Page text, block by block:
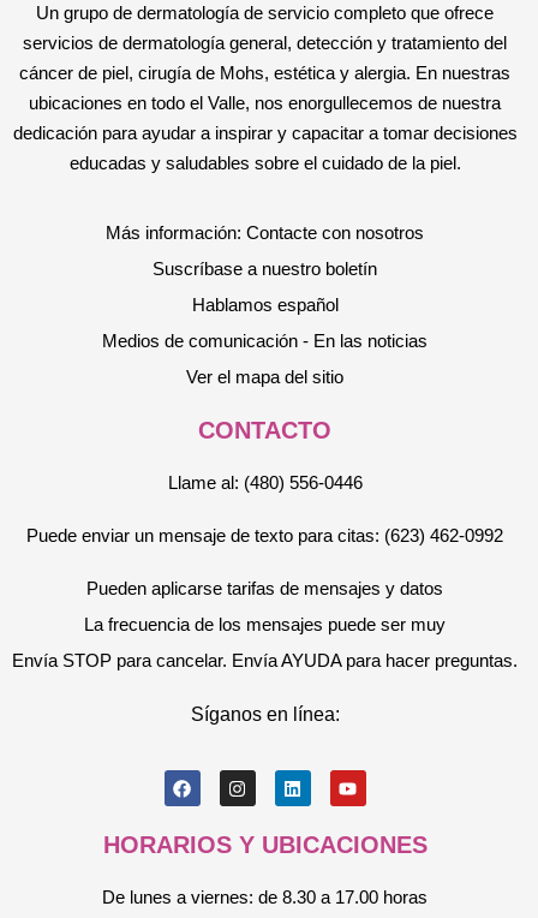
Un grupo de dermatología de servicio completo que ofrece
servicios de dermatología general, detección y tratamiento del
cáncer de piel, cirugía de Mohs, estética y alergia. En nuestras
ubicaciones en todo el Valle, nos enorgullecemos de nuestra
dedicación para ayudar a inspirar y capacitar a tomar decisiones
educadas y saludables sobre el cuidado de la piel.
Más información: Contacte con nosotros
Suscríbase a nuestro boletín
Hablamos español
Medios de comunicación - En las noticias
Ver el mapa del sitio
CONTACTO
Llame al: (480) 556-0446
Puede enviar un mensaje de texto para citas: (623) 462-0992
Pueden aplicarse tarifas de mensajes y datos
La frecuencia de los mensajes puede ser muy
Envía STOP para cancelar. Envía AYUDA para hacer preguntas.
Síganos en línea:
HORARIOS Y UBICACIONES
De lunes a viernes: de 8.30 a 17.00 horas